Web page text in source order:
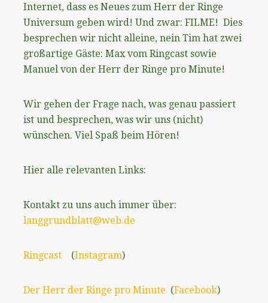
Internet, dass es Neues zum Herr der Ringe
Universum geben wird! Und zwar: FILME! Dies
besprechen wir nicht alleine, nein Tim hat zwei
großartige Gäste: Max vom Ringcast sowie
Manuel von der Herr der Ringe pro Minute!
Wir gehen der Frage nach, was genau passiert
ist und besprechen, was wir uns (nicht)
wünschen. Viel Spaß beim Hören!
Hier alle relevanten Links:
Kontakt zu uns auch immer über:
langgrundblatt@web.de
Ringcast (Instagram)
Der Herr der Ringe pro Minute (Facebook)